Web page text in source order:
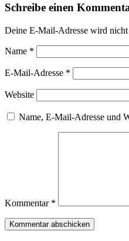
Schreibe einen
Deine E-Mail-Adresse wird
Name *
E-Mail-Adresse *
Website
Name, E-Mail-Adresse und
Kommentar *